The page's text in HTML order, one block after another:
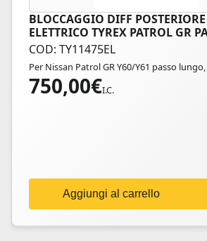
BLOCCAGGIO DIFF POSTERIORE
ELETTRICO TYREX PATROL GR
LUNGO
COD: TY11475EL
Per Nissan Patrol GR Y60/Y61 passo
750,00€I.C.
Aggiungi al carrello